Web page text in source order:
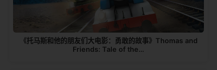
《托马斯和他的朋友们大电影：勇敢的故事》Thomas and
Friends: Tale of the…